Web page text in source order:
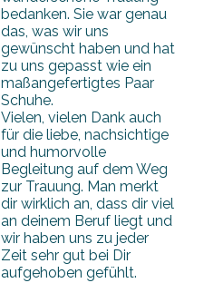
bedanken. Sie war genau
das, was wir uns
gewünscht haben und hat
zu uns gepasst wie ein
maßangefertigtes Paar
Schuhe.
Vielen, vielen Dank auch
für die liebe, nachsichtige
und humorvolle
Begleitung auf dem Weg
zur Trauung. Man merkt
dir wirklich an, dass dir viel
an deinem Beruf liegt und
wir haben uns zu jeder
Zeit sehr gut bei Dir
aufgehoben gefühlt.